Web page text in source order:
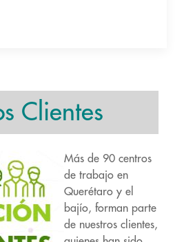
Clientes
Más de 90 centros
de trabajo en
Querétaro y el
bajío, forman parte
de nuestros clientes,